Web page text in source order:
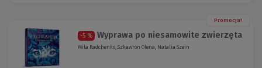
Promocja!
-5 % Wyprawa po niesamowite zwierzęta
Mila Radchenko, Szkawron Olena, Natalia Szein